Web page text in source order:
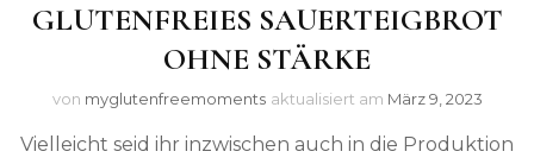
GLUTENFREIES SAUERTEIGBROT
OHNE STÄRKE
von myglutenfreemoments aktualisiert am März 9, 2023
Vielleicht seid ihr inzwischen auch in die Produktion